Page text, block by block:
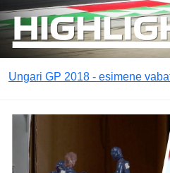
Ungari GP 2018 - esimene